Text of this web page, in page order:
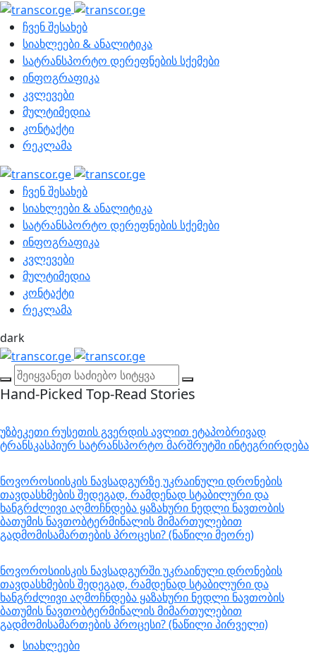
ჩვენ შესახებ
სიახლეები & ანალიტიკა
სატრანსპორტო დერეფნების სქემები
ინფოგრაფიკა
კვლევები
მულტიმედია
კონტაქტი
რეკლამა
ჩვენ შესახებ
სიახლეები & ანალიტიკა
სატრანსპორტო დერეფნების სქემები
ინფოგრაფიკა
კვლევები
მულტიმედია
კონტაქტი
რეკლამა
dark
Hand-Picked Top-Read Stories
უზბეკეთი რუსეთის გვერდის ავლით ეტაპობრივად
ტრანსკასპიურ სატრანსპორტო მარშრუტში ინტეგრირდება
ნოვოროსიისკის ნავსადგურზე უკრაინული დრონების
თავდასხმების შედეგად, რამდენად სტაბილური და
ხანგრძლივი აღმოჩნდება ყაზახური ნედლი ნავთობის
ბათუმის ნავთობტერმინალის მიმართულებით
გადმომისამართების პროცესი? (ნაწილი მეორე)
ნოვოროსიისკის ნავსადგურში უკრაინული დრონების
თავდასხმების შედეგად, რამდენად სტაბილური და
ხანგრძლივი აღმოჩნდება ყაზახური ნედლი ნავთობის
ბათუმის ნავთობტერმინალის მიმართულებით
გადმომისამართების პროცესი? (ნაწილი პირველი)
სიახლეები